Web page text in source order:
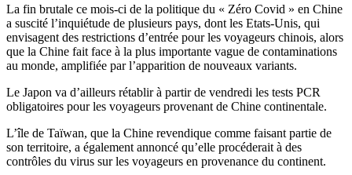
La fin brutale ce mois-ci de la politique du « Zéro Covid » en Chine
a suscité l’inquiétude de plusieurs pays, dont les Etats-Unis, qui
envisagent des restrictions d’entrée pour les voyageurs chinois, alors
que la Chine fait face à la plus importante vague de contaminations
au monde, amplifiée par l’apparition de nouveaux variants.
Le Japon va d’ailleurs rétablir à partir de vendredi les tests PCR
obligatoires pour les voyageurs provenant de Chine continentale.
L’île de Taïwan, que la Chine revendique comme faisant partie de
son territoire, a également annoncé qu’elle procéderait à des
contrôles du virus sur les voyageurs en provenance du continent.